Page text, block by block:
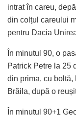
intrat în careu,
din colțul careului
pentru Dacia
În minutul 90, o
Patrick Petre la 25
din prima, cu boltă,
Brăila, după o
În minutul 90+1